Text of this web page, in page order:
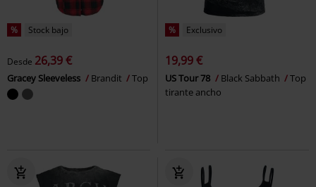
% Stock bajo
Desde 26,39 €
Gracey Sleeveless Brandit Top
% Exclusivo
19,99 €
US Tour 78 Black Sabbath
Top
tirante ancho